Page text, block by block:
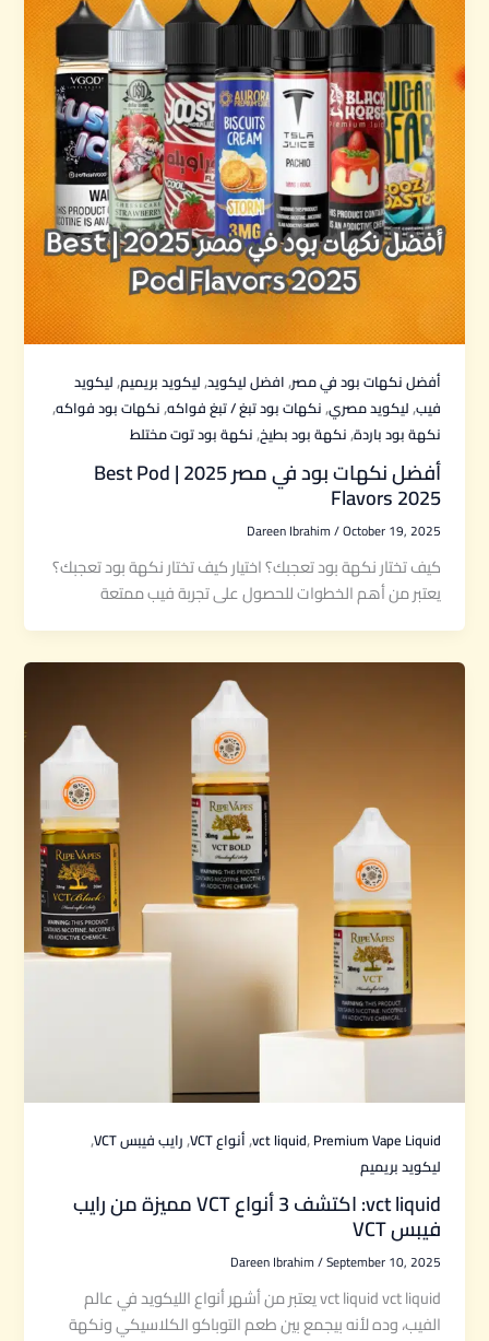
أفضل نكهات بود في مصر,افضل ليكويد,ليكويد بريميم,ليكويد
فيب,ليكويد مصري,نكهات بود تبغ / تبغ فواكه,نكهات بود فواكه,
نكهة بود باردة,نكهة بود بطيخ,نكهة بود توت مختلط
أفضل نكهات بود في مصر 2025 | Best Pod
Flavors 2025
Dareen Ibrahim/October 19, 2025
كيف تختار نكهة بود تعجبك؟ اختيار كيف تختار نكهة بود تعجبك؟
يعتبر من أهم الخطوات للحصول على تجربة فيب ممتعة
vct liquid,Premium Vape Liquid
,أنواع VCT ,رايب فيبس VCT ,
ليكويد بريميم
vct liquid: اكتشف 3 أنواع VCT مميزة من رايب
فيبس VCT
Dareen Ibrahim/September 10, 2025
vct liquid vct liquid يعتبر من أشهر أنواع الليكويد في عالم
الفيب، وده لأنه بيجمع بين طعم التوباكو الكلاسيكي ونكهة